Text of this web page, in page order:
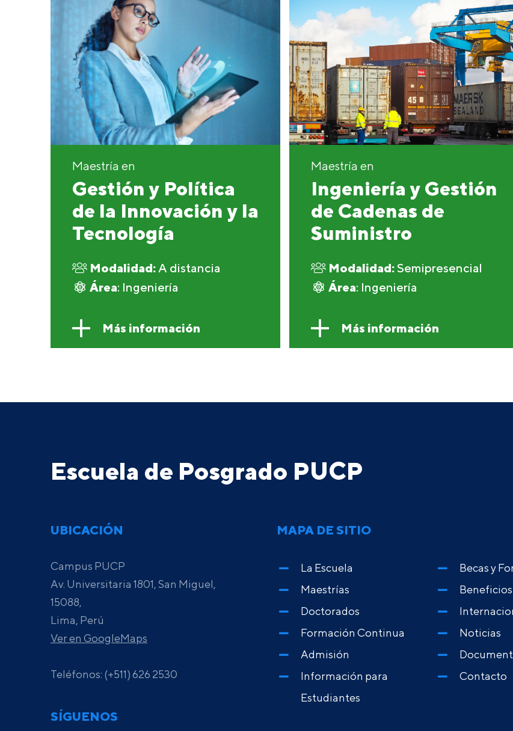
Maestría en
Gestión y Política
de la Innovación y la
Tecnología
Modalidad:A distancia
Área: Ingeniería
Más información
Maestría en
Ingeniería y Gestión
de Cadenas de
Suministro
Modalidad: Semipresencial
Área: Ingeniería
Más información
Escuela de Posgrado PUCP
UBICACIÓN
Campus PUCP
Av. Universitaria 1801, San Miguel,
15088,
Lima, Perú
Ver en GoogleMaps
Teléfonos: (+511) 626 2530
SÍGUENOS
MAPA DE SITIO
La Escuela
Maestrías
Doctorados
Formación Continua
Admisión
Información para
Estudiantes
Becas y
Beneficios
Noticias
Contacto